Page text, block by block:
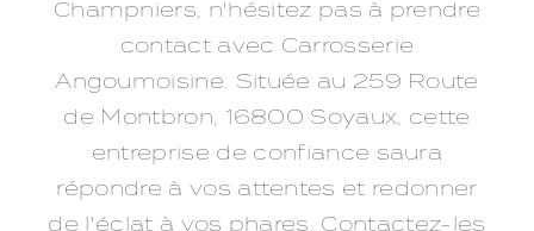
Champniers, n'hésitez pas à prendre
contact avec Carrosserie
Angoumoisine. Située au 259 Route
de Montbron, 16800 Soyaux, cette
entreprise de confiance saura
répondre à vos attentes et redonner
de l'éclat à vos phares. Contactez-les